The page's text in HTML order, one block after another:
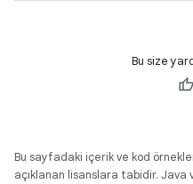
Bu size
Bu sayfadaki içerik ve kod
açıklanan lisanslara tabidir. Java